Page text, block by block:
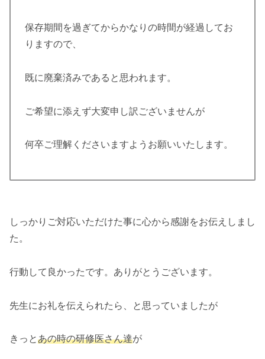
保存期間を過ぎてからかなりの時間が経過してお
りますので、
既に廃棄済みであると思われます。
ご希望に添えず大変申し訳ございませんが
何卒ご理解くださいますようお願いいたします。
しっかりご対応いただけた事に心から感謝をお伝えしまし
た。
行動して良かったです。ありがとうございます。
先生にお礼を伝えられたら、と思っていましたが
きっとあの時の研修医さん達が